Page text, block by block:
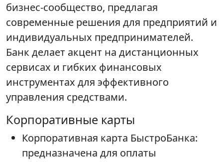
бизнес-сообщество, предлагая
современные решения для предприятий и
индивидуальных предпринимателей.
Банк делает акцент на дистанционных
сервисах и гибких финансовых
инструментах для эффективного
управления средствами.
Корпоративные карты
Корпоративная карта БыстроБанка:
предназначена для оплаты